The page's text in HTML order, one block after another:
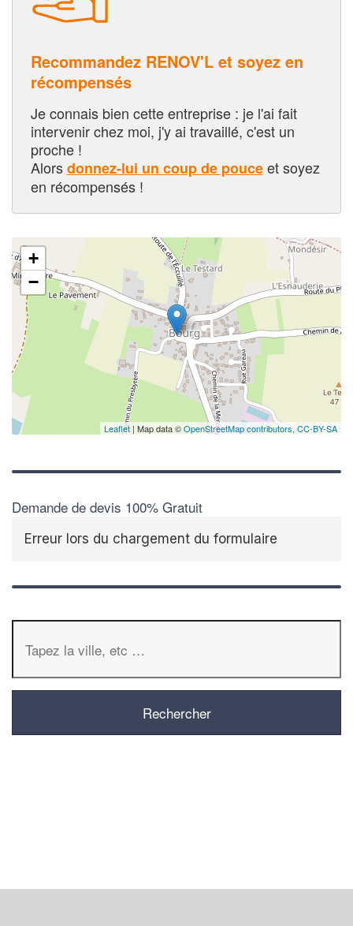
Recommandez RENOV'L et soyez en
récompensés
Je connais bien cette entreprise : je l'ai fait
intervenir chez moi, j'y ai travaillé, c'est un
proche !
Alorsdonnez-lui un coup de pouceet soyez
en récompensés !
+
−
Leaflet | Map data ©OpenStreetMap contributors, CC-BY-SA
Demande de devis 100% Gratuit
Erreur lors du chargement du formulaire